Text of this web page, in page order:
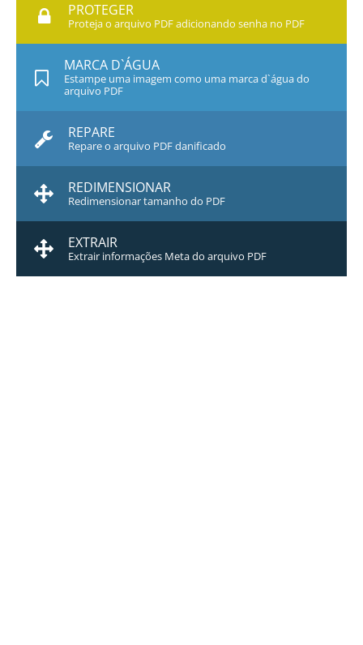
PROTEGER
Proteja o arquivo PDF adicionando senha no PDF
MARCA D`ÁGUA
Estampe uma imagem como uma marca d`água do
arquivo PDF
REPARE
Repare o arquivo PDF danificado
REDIMENSIONAR
Redimensionar tamanho do PDF
EXTRAIR
Extrair informações Meta do arquivo PDF